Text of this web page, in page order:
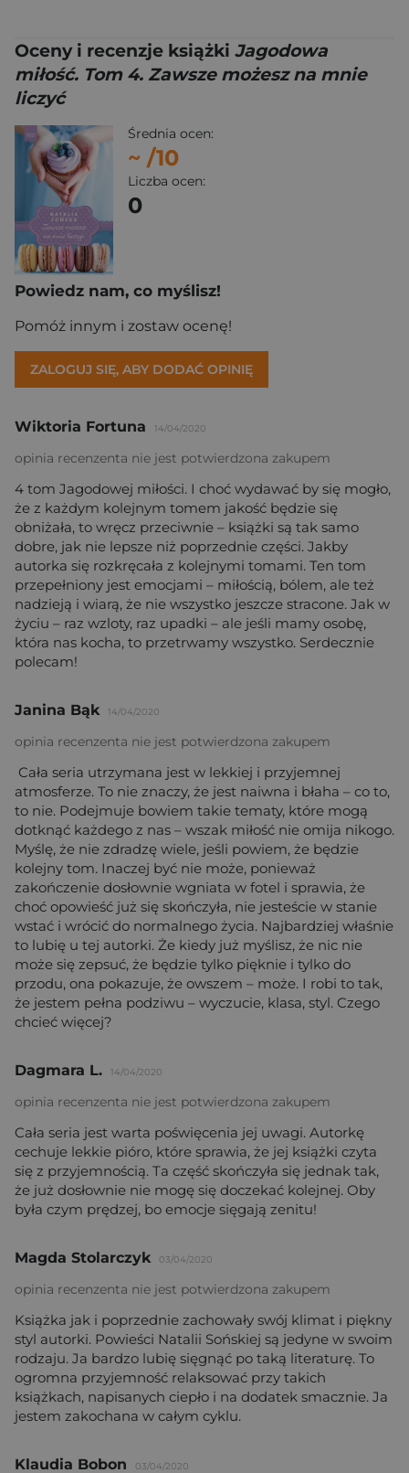
Oceny i recenzje książki Jagodowa
miłość. Tom 4. Zawsze możesz na mnie
liczyć
Średnia ocen:
~ /10
Liczba ocen:
0
Powiedz nam, co myślisz!
Pomóż innym i zostaw ocenę!
ZALOGUJ SIĘ, ABY DODAĆ OPINIĘ
Wiktoria Fortuna 14/04/2020
opinia recenzenta nie jest potwierdzona zakupem
4 tom Jagodowej miłości. I choć wydawać by się mogło,
że z każdym kolejnym tomem jakość będzie się
obniżała, to wręcz przeciwnie – książki są tak samo
dobre, jak nie lepsze niż poprzednie części. Jakby
autorka się rozkręcała z kolejnymi tomami. Ten tom
przepełniony jest emocjami – miłością, bólem, ale też
nadzieją i wiarą, że nie wszystko jeszcze stracone. Jak w
życiu – raz wzloty, raz upadki – ale jeśli mamy osobę,
która nas kocha, to przetrwamy wszystko. Serdecznie
polecam!
Janina Bąk 14/04/2020
opinia recenzenta nie jest potwierdzona zakupem
Cała seria utrzymana jest w lekkiej i przyjemnej
atmosferze. To nie znaczy, że jest naiwna i błaha – co to,
to nie. Podejmuje bowiem takie tematy, które mogą
dotknąć każdego z nas – wszak miłość nie omija nikogo.
Myślę, że nie zdradzę wiele, jeśli powiem, że będzie
kolejny tom. Inaczej być nie może, ponieważ
zakończenie dosłownie wgniata w fotel i sprawia, że
choć opowieść już się skończyła, nie jesteście w stanie
wstać i wrócić do normalnego życia. Najbardziej właśnie
to lubię u tej autorki. Że kiedy już myślisz, że nic nie
może się zepsuć, że będzie tylko pięknie i tylko do
przodu, ona pokazuje, że owszem – może. I robi to tak,
że jestem pełna podziwu – wyczucie, klasa, styl. Czego
chcieć więcej?
Dagmara L. 14/04/2020
opinia recenzenta nie jest potwierdzona zakupem
Cała seria jest warta poświęcenia jej uwagi. Autorkę
cechuje lekkie pióro, które sprawia, że jej książki czyta
się z przyjemnością. Ta część skończyła się jednak tak,
że już dosłownie nie mogę się doczekać kolejnej. Oby
była czym prędzej, bo emocje sięgają zenitu!
Magda Stolarczyk 03/04/2020
opinia recenzenta nie jest potwierdzona zakupem
Książka jak i poprzednie zachowały swój klimat i piękny
styl autorki. Powieści Natalii Sońskiej są jedyne w swoim
rodzaju. Ja bardzo lubię sięgnąć po taką literaturę. To
ogromna przyjemność relaksować przy takich
książkach, napisanych ciepło i na dodatek smacznie. Ja
jestem zakochana w całym cyklu.
Klaudia Bobon 03/04/2020